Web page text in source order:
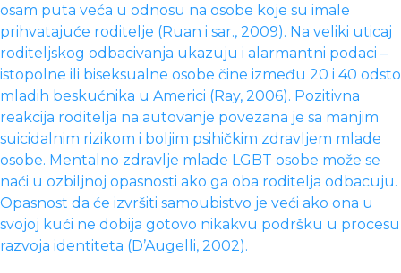
osam puta veća u odnosu na osobe koje su imale
prihvatajuće roditelje (Ruan i sar., 2009). Na veliki uticaj
roditeljskog odbacivanja ukazuju i alarmantni podaci –
istopolne ili biseksualne osobe čine između 20 i 40 odsto
mladih beskućnika u Americi (Ray, 2006). Pozitivna
reakcija roditelja na autovanje povezana je sa manjim
suicidalnim rizikom i boljim psihičkim zdravljem mlade
osobe. Mentalno zdravlje mlade LGBT osobe može se
naći u ozbiljnoj opasnosti ako ga oba roditelja odbacuju.
Opasnost da će izvršiti samoubistvo je veći ako ona u
svojoj kući ne dobija gotovo nikakvu podršku u procesu
razvoja identiteta (D’Augelli, 2002).